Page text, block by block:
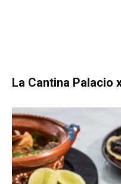
La Cantina Palacio